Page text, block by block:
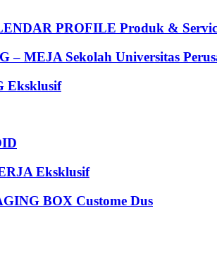
PROFILE Produk &
MEJA Sekolah Universitas
Eksklusif
Eksklusif
BOX Custome Dus